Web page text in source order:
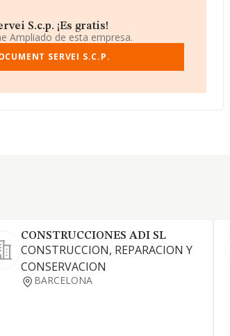
S.c.p. ¡Es gratis!
Ampliado de esta empresa.
SERVEI S.C.P.
CONSTRUCCIONES ADI SL
CONSTRUCCION, REPARACION Y
CONSERVACION
BARCELONA